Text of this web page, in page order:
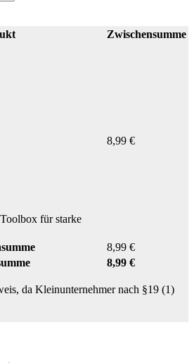
Zwischensumme
für starke
8,99 €
8,99 €
8,99 €
da Kleinunternehmer nach §19 (1)